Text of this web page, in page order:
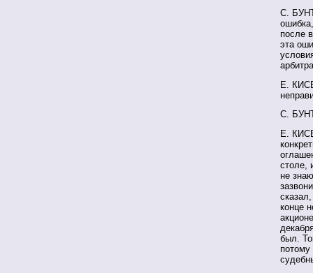
С.
после
эта
Е.
С.
Е.
столе,
не
конце
был.